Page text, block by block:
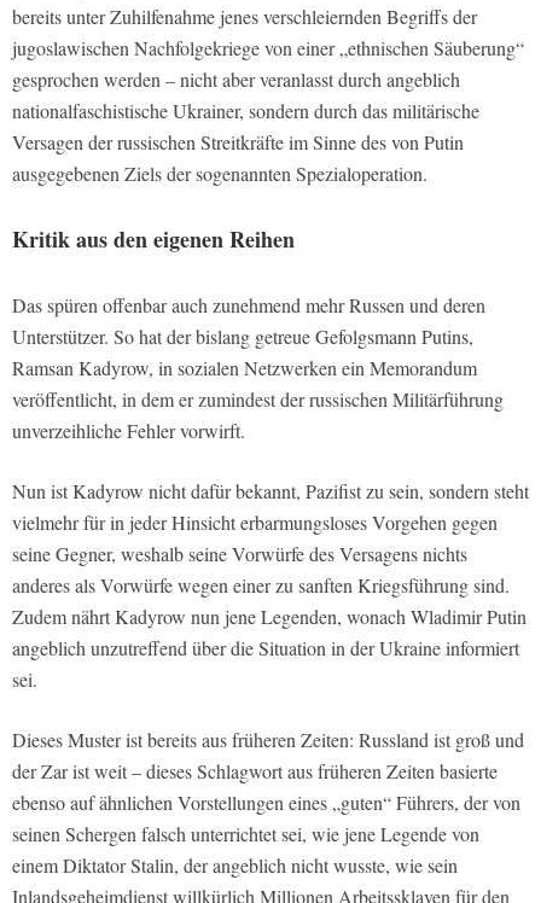
bereits unter Zuhilfenahme jenes verschleiernden Begriffs der
jugoslawischen Nachfolgekriege von einer „ethnischen Säuberung“
gesprochen werden – nicht aber veranlasst durch angeblich
nationalfaschistische Ukrainer, sondern durch das militärische
Versagen der russischen Streitkräfte im Sinne des von Putin
ausgegebenen Ziels der sogenannten Spezialoperation.
Kritik aus den eigenen Reihen
Das spüren offenbar auch zunehmend mehr Russen und deren
Unterstützer. So hat der bislang getreue Gefolgsmann Putins,
Ramsan Kadyrow, in sozialen Netzwerken ein Memorandum
veröffentlicht, in dem er zumindest der russischen Militärführung
unverzeihliche Fehler vorwirft.
Nun ist Kadyrow nicht dafür bekannt, Pazifist zu sein, sondern steht
vielmehr für in jeder Hinsicht erbarmungsloses Vorgehen gegen
seine Gegner, weshalb seine Vorwürfe des Versagens nichts
anderes als Vorwürfe wegen einer zu sanften Kriegsführung sind.
Zudem nährt Kadyrow nun jene Legenden, wonach Wladimir Putin
angeblich unzutreffend über die Situation in der Ukraine informiert
sei.
Dieses Muster ist bereits aus früheren Zeiten: Russland ist groß und
der Zar ist weit – dieses Schlagwort aus früheren Zeiten basierte
ebenso auf ähnlichen Vorstellungen eines „guten“ Führers, der von
seinen Schergen falsch unterrichtet sei, wie jene Legende von
einem Diktator Stalin, der angeblich nicht wusste, wie sein
Inlandsgeheimdienst willkürlich Millionen Arbeitssklaven für den